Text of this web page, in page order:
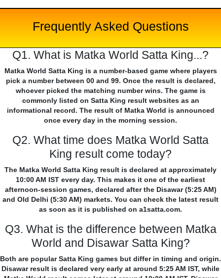
Frequently Asked Questions
Q1. What is Matka World Satta King...?
Matka World Satta King is a number-based game where players
pick a number between 00 and 99. Once the result is declared,
whoever picked the matching number wins. The game is
commonly listed on Satta King result websites as an
informational record. The result of Matka World is announced
once every day in the morning session.
Q2. What time does Matka World Satta
King result come today?
The Matka World Satta King result is declared at approximately
10:00 AM IST every day. This makes it one of the earliest
afternoon-session games, declared after the Disawar (5:25 AM)
and Old Delhi (5:30 AM) markets. You can check the latest result
as soon as it is published on a1satta.com.
Q3. What is the difference between Matka
World and Disawar Satta King?
Both are popular Satta King games but differ in timing and origin.
Disawar result is declared very early at around 5:25 AM IST, while